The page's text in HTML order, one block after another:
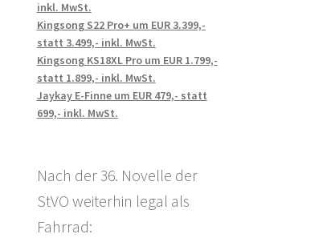
inkl. MwSt.
Kingsong S22 Pro+ um EUR 3.399,-
statt 3.499,- inkl. MwSt.
Kingsong KS18XL Pro um EUR 1.799,-
statt 1.899,- inkl. MwSt.
Jaykay E-Finne um EUR 479,- statt
699,- inkl. MwSt.
Nach der 36. Novelle der
StVO weiterhin legal als
Fahrrad: